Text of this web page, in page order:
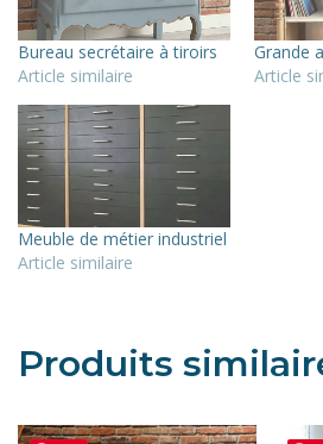
Bureau secrétaire à tiroirs
Article similaire
Grande
Article
Meuble de métier industriel
Article similaire
Produits